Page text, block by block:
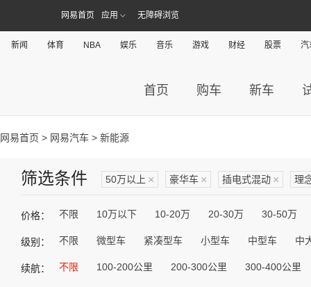
网易首页 应用 无障碍浏览
新闻 体育 NBA 娱乐 音乐 游戏 财经 股票 汽
首页 购车 新车
网易首页 > 网易汽车 > 新能源
筛选条件 50万以上 × 豪华车 × 插电式混动 × 理
价格： 不限 10万以下 10-20万 20-30万 30-50万
级别： 不限 微型车 紧凑型车 小型车 中型车 中
续航： 不限 100-200公里 200-300公里 300-400公里